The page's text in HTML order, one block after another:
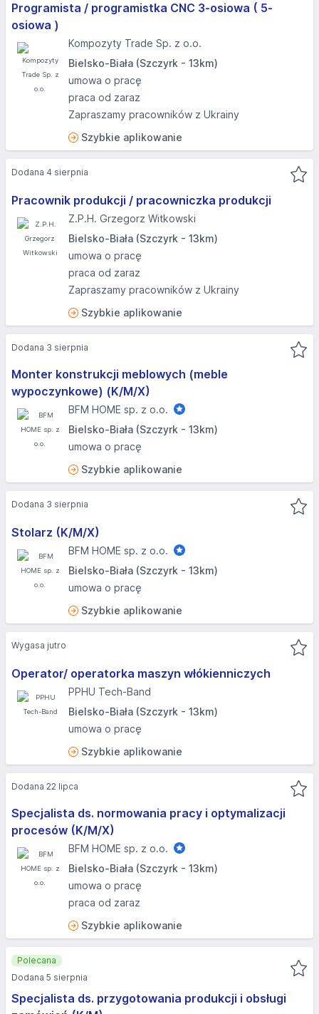
Programista / programistka CNC 3-osiowa ( 5-
osiowa )
Kompozyty Trade Sp. z o.o.
Bielsko-Biała (Szczyrk - 13km)
umowa o pracę
praca od zaraz
Zapraszamy pracowników z Ukrainy
Szybkie aplikowanie
Pracownik produkcji / pracowniczka produkcji
Z.P.H. Grzegorz Witkowski
Bielsko-Biała (Szczyrk - 13km)
umowa o pracę
praca od zaraz
Zapraszamy pracowników z Ukrainy
Szybkie aplikowanie
Dodana 4 sierpnia
Monter konstrukcji meblowych (meble
wypoczynkowe) (K/M/X)
BFM HOME sp. z o.o.
Bielsko-Biała (Szczyrk - 13km)
umowa o pracę
Szybkie aplikowanie
Dodana 3 sierpnia
Stolarz (K/M/X)
BFM HOME sp. z o.o.
Bielsko-Biała (Szczyrk - 13km)
umowa o pracę
Szybkie aplikowanie
Dodana 3 sierpnia
Operator/ operatorka maszyn włókienniczych
PPHU Tech-Band
Bielsko-Biała (Szczyrk - 13km)
umowa o pracę
Szybkie aplikowanie
Wygasa jutro
Specjalista ds. normowania pracy i optymalizacji
procesów (K/M/X)
BFM HOME sp. z o.o.
Bielsko-Biała (Szczyrk - 13km)
umowa o pracę
praca od zaraz
Szybkie aplikowanie
Dodana 22 lipca
Specjalista ds. przygotowania produkcji i obsługi
Polecana
Dodana 5 sierpnia